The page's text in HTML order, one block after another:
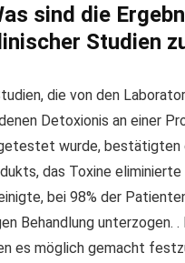
sind die
Studien
die von den
Detoxionis an einer
wurde, bestätigten
das Toxine eliminierte
bei 98% der
Behandlung unterzogen. .
es möglich gemacht